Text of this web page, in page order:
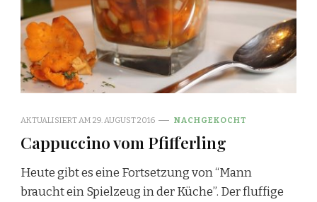
AKTUALISIERT AM 29. AUGUST 2016 NACHGEKOCHT
Cappuccino vom Pfifferling
Heute gibt es eine Fortsetzung von “Mann
braucht ein Spielzeug in der Küche”. Der fluffige